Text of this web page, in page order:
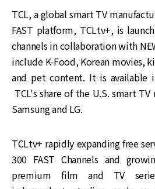
TCL, a global smart TV
FAST platform, TCLtv+, is
channels in collaboration with
include K-Food, Korean movies,
and pet content. It is available
TCL's share of the U.S. smart
Samsung and LG.
TCLtv+ rapidly expanding free
300 FAST Channels and
premium film and TV